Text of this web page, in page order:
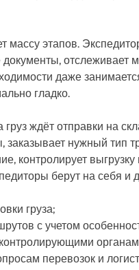
массу этапов.
отслеживает
даже
гладко.
груз ждёт отправки на
заказывает нужный тип
контролирует
берут на себя и
груза;
с учетом
перевозок и